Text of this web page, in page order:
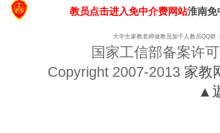
教员点击进入免中介费网站淮南
大学生家教老师做教员加千人教员QQ
国家工信部备案许
Copyright 2007-2013 家教
▲